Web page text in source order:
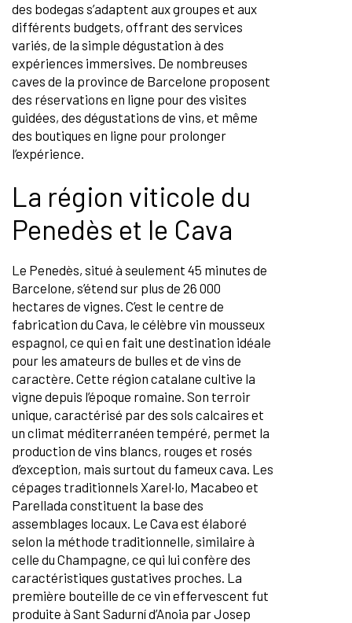
des bodegas s’adaptent aux groupes et aux
différents budgets, offrant des services
variés, de la simple dégustation à des
expériences immersives. De nombreuses
caves de la province de Barcelone proposent
des réservations en ligne pour des visites
guidées, des dégustations de vins, et même
des boutiques en ligne pour prolonger
l’expérience.
La région viticole du
Penedès et le Cava
Le Penedès, situé à seulement 45 minutes de
Barcelone, s’étend sur plus de 26 000
hectares de vignes. C’est le centre de
fabrication du Cava, le célèbre vin mousseux
espagnol, ce qui en fait une destination idéale
pour les amateurs de bulles et de vins de
caractère. Cette région catalane cultive la
vigne depuis l’époque romaine. Son terroir
unique, caractérisé par des sols calcaires et
un climat méditerranéen tempéré, permet la
production de vins blancs, rouges et rosés
d’exception, mais surtout du fameux cava. Les
cépages traditionnels Xarel·lo, Macabeo et
Parellada constituent la base des
assemblages locaux. Le Cava est élaboré
selon la méthode traditionnelle, similaire à
celle du Champagne, ce qui lui confère des
caractéristiques gustatives proches. La
première bouteille de ce vin effervescent fut
produite à Sant Sadurní d’Anoia par Josep